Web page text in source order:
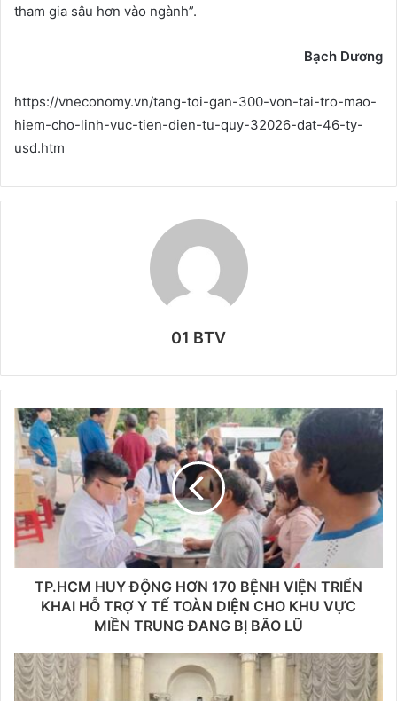
tham gia sâu hơn vào ngành”.
Bạch Dương
https://vneconomy.vn/tang-toi-gan-300-von-tai-tro-mao-
hiem-cho-linh-vuc-tien-dien-tu-quy-32026-dat-46-ty-
usd.htm
01 BTV
TP.HCM HUY ĐỘNG HƠN 170 BỆNH VIỆN TRIỂN
KHAI HỖ TRỢ Y TẾ TOÀN DIỆN CHO KHU VỰC
MIỀN TRUNG ĐANG BỊ BÃO LŨ